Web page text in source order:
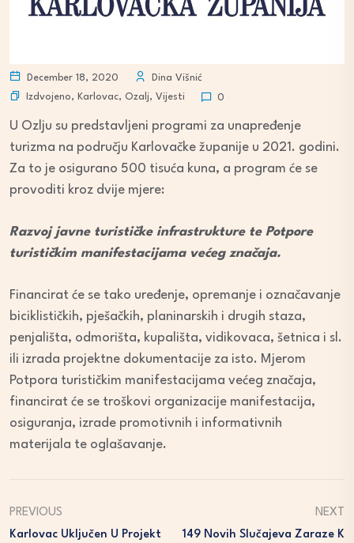
December 18, 2020
Dina Višnić
Izdvojeno, Karlovac, Ozalj, Vijesti 0
U Ozlju su predstavljeni programi za unapređenje
turizma na području Karlovačke županije u 2021. godini.
Za to je osigurano 500 tisuća kuna, a program će se
provoditi kroz dvije mjere:
Razvoj javne turističke infrastrukture te Potpore
turističkim manifestacijama većeg značaja.
Financirat će se tako uređenje, opremanje i označavanje
biciklističkih, pješačkih, planinarskih i drugih staza,
penjališta, odmorišta, kupališta, vidikovaca, šetnica i sl.
ili izrada projektne dokumentacije za isto. Mjerom
Potpora turističkim manifestacijama većeg značaja,
financirat će se troškovi organizacije manifestacija,
osiguranja, izrade promotivnih i informativnih
materijala te oglašavanje.
PREVIOUS
Karlovac Uključen U Projekt
NEXT
149 Novih Slučajeva Zaraze K